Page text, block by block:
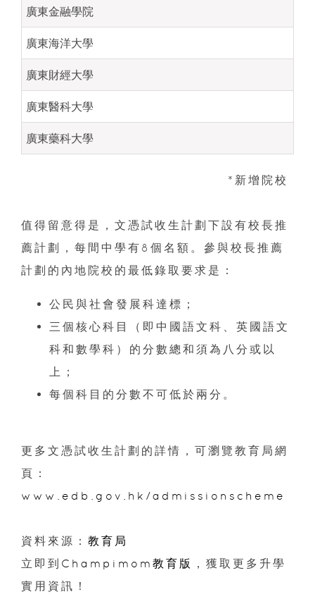
廣東金融學院
廣東海洋大學
廣東財經大學
廣東醫科大學
廣東藥科大學
*新增院校
值得留意得是，文憑試收生計劃下設有校長推
薦計劃，每間中學有8個名額。參與校長推薦
計劃的內地院校的最低錄取要求是：
公民與社會發展科達標；
三個核心科目（即中國語文科、英國語文
科和數學科）的分數總和須為八分或以
上；
每個科目的分數不可低於兩分。
更多文憑試收生計劃的詳情，可瀏覽教育局網
頁：
www.edb.gov.hk/admissionscheme
資料來源： 教育局
立即到 Champimom教育版
，獲取更多升學
實用資訊！